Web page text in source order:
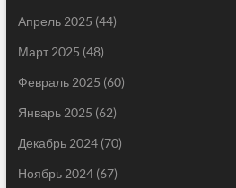
Апрель 2025 (44)
Март 2025 (48)
Февраль 2025 (60)
Январь 2025 (62)
Декабрь 2024(70)
Ноябрь 2024(67)